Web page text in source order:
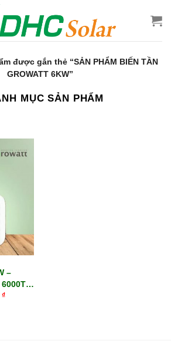
được gắn thẻ “SẢN PHẨM BIẾN TẦN
GROWATT 6KW”
MỤC SẢN PHẨM
–
₫Giá